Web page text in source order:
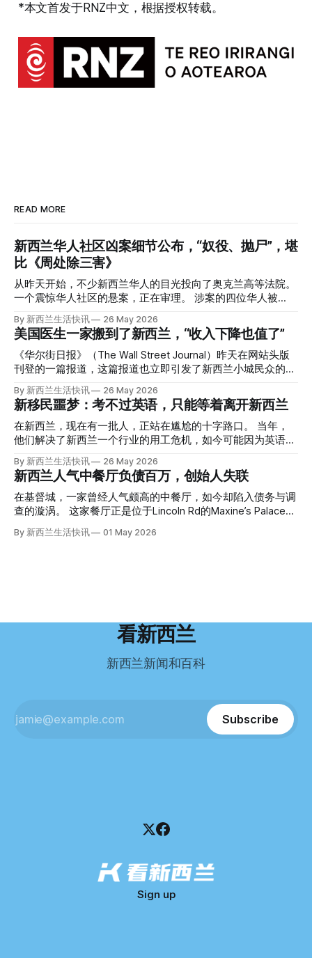
*本文首发于RNZ中文，根据授权转载。
READ MORE
新西兰华人社区凶案细节公布，“奴役、抛尸”，堪
比《周处除三害》
从昨天开始，不少新西兰华人的目光投向了奥克兰高等法院。
一个震惊华人社区的悬案，正在审理。 涉案的四位华人被
告，站在了法庭，被控与一位70岁中国女人的死有关。 事情
的复杂程度，远超人们的想象。 神秘的黑色塑料袋 先让我们
回到2024年3月12日。 新西兰一个名叫Paul Middleton的老
人，在奥克兰Gulf Harbour钓鱼时，发现了一个黑色塑料袋，
里面是一堆衣服。 再扒开衣服，他看到了一只手，一只人
腰部对折，黑色胶带缠着头、手腕和身体，整个人被绑成胎儿
状。 两个10公斤的米袋装满了石头，用胶带死死缠在尸体
上。 死者是亚洲面孔的老年女性，头部、脸、胳膊都有钝器
伤，当时身穿一件“娟燕牌”内衣和黑色长裤。 她是谁？没有人
Operation Parade的案子，开始调查。 米袋泄露秘密 破案的
关键，是两个米袋。这两个塑料米袋里装着用来压住尸体的花
园石头。 每个米袋上都有序列号。 警察一家家查，发现这批
米是在奥克兰北岸一家超市卖的。
By 新西兰生活快讯 26 May 2026
美国医生一家搬到了新西兰，“收入下降也值了”
《华尔街日报》（The Wall Street Journal）昨天在网站头版
刊登的一篇报道，这篇报道也立即引发了新西兰小城民众的兴
趣： “精疲力尽的美国医生，正在离开美国，前往新西兰一座
偏远小镇。” “精疲力尽的美国医生”搬家新西兰 四年前，在加
州拉霍亚（La Jolla）一家医院担任内科医生的Brandon
Williams医生达到了崩溃的边缘。 患者人数激增、医疗人员短
缺、医疗事故诉讼的威胁，以及对患者无力支付医疗费用的忧
（PTSD）。他的其中一位同事甚至因自杀身亡。 他并不想放
弃从医，但他不想再在美国行医了。 于是，他与38岁的妻子
Ellen Williams开始在欧洲寻找更好的选择。 就在那时，他收
到了一封来自新西兰医疗招聘人员的信。 “虽然跑到那个‘与世
义。”现年39岁的加州人Brandon说道。 2024年11月，这家人
By 新西兰生活快讯 26 May 2026
新移民噩梦：考不过英语，只能等着离开新西兰
在新西兰，现在有一批人，正站在尴尬的十字路口。 当年，
他们解决了新西兰一个行业的用工危机，如今可能因为英语考
试，不得不在几年内离开这个国家。 一位移民的无奈感叹：
“如果我们真能考到那个分数，就不会来开公交车了。” 因为英
语，他们一直无法上岸 来自菲律宾的Ryan De Guzman，就是
这批人中的一员。 2023年，当他看到新西兰招聘海外公交司
机的信息时，几乎没有犹豫就提交了申请。 “我听说这里气候
年3月抵达奥克兰。 当时心里盘算着：努力工作两年，申请居
所需的英语门槛。 De Guzman选择了另一项考试——
Pearson Test of English，最终成绩是45分，而申请要求是58
By 新西兰生活快讯 26 May 2026
新西兰人气中餐厅负债百万，创始人失联
在基督城，一家曾经人气颇高的中餐厅，如今却陷入债务与调
查的漩涡。 这家餐厅正是位于Lincoln Rd的Maxine’s Palace。
其背后的公司已进入清算程序，债务总额接近100万纽币，而
引人关注的是——清算人目前无法联系到创始人本人。 今年3
纽币，员工索赔金额仍在核算中。 整体债务规模，已经逼近
这导致公司财务记录尚未完全掌握，资产处置是否合理仍待核
在核查资产出售是否符合市
By 新西兰生活快讯 01 May 2026
看新西兰
新西兰新闻和百科
Subscribe
Sign up